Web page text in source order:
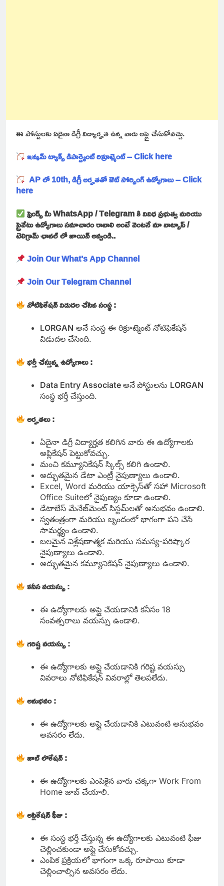
ఈ పోస్టులకు ఏదైనా డిగ్రీ విద్యార్హత ఉన్న వారు అప్లై చేసుకోవచ్చు.
ఇన్కమ్ ట్యాక్స్ డిపార్ట్మెంట్ రిక్రూట్మెంట్ – Click here
AP లో 10th, డిగ్రీ అర్హతతో ఔట్ సోర్సింగ్ ఉద్యోగాలు – Click
here
ఫ్రెండ్స్ మీ WhatsApp / Telegram కి వివిధ ప్రభుత్వ మరియు
ప్రైవేటు ఉద్యోగాలు సమాచారం రావాలి అంటే వెంటనే మా వాట్సాప్ /
టెలిగ్రామ్ ఛానల్ లో జాయిన్ అవ్వండి..
Join Our What’s App Channel
Join Our Telegram Channel
నోటిఫికేషన్ విడుదల చేసిన సంస్థ :
LORGAN అనే సంస్థ ఈ రిక్రూట్మెంట్ నోటిఫికేషన్
విడుదల చేసింది.
భర్తీ చేస్తున్న ఉద్యోగాలు :
Data Entry Associate అనే పోస్టులను LORGAN
సంస్థ భర్తీ చేస్తుంది.
అర్హతలు :
ఏదైనా డిగ్రీ విద్యార్హత కలిగిన వారు ఈ ఉద్యోగాలకు
అప్లికేషన్ పెట్టుకోవచ్చు.
మంచి కమ్యూనికేషన్ స్కిల్స్ కలిగి ఉండాలి.
అద్భుతమైన డేటా ఎంట్రీ నైపుణ్యాలు ఉండాలి.
Excel, Word మరియు యాక్సెస్‌తో సహా Microsoft
Office Suiteలో నైపుణ్యం కూడా ఉండాలి.
డేటాబేస్ మేనేజ్‌మెంట్ సిస్టమ్‌లతో అనుభవం ఉండాలి.
స్వతంత్రంగా మరియు బృందంలో భాగంగా పని చేసే
సామర్థ్యం ఉండాలి.
బలమైన విశ్లేషణాత్మక మరియు సమస్య-పరిష్కార
నైపుణ్యాలు ఉండాలి.
అద్భుతమైన కమ్యూనికేషన్ నైపుణ్యాలు ఉండాలి.
కనీస వయస్సు :
ఈ ఉద్యోగాలకు అప్లై చేయడానికి కనీసం 18
సంవత్సరాలు వయస్సు ఉండాలి.
గరిష్ట వయస్సు :
ఈ ఉద్యోగాలకు అప్లై చేయడానికి గరిష్ట వయస్సు
వివరాలు నోటిఫికేషన్ వివరాల్లో తెలపలేదు.
అనుభవం :
ఈ ఉద్యోగాలకు అప్లై చేయడానికి ఎటువంటి అనుభవం
అవసరం లేదు.
జాబ్ లొకేషన్ :
ఈ ఉద్యోగాలకు ఎంపికైన వారు చక్కగా Work From
Home జాబ్ చేయాలి.
అప్లికేషన్ ఫీజు :
ఈ సంస్థ భర్తీ చేస్తున్న ఈ ఉద్యోగాలకు ఎటువంటి ఫీజు
చెల్లించకుండా అప్లై చేసుకోవచ్చు.
ఎంపిక ప్రక్రియలో భాగంగా ఒక్క రూపాయి కూడా
చెల్లించాల్సిన అవసరం లేదు.